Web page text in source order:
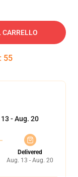
CARRELLO
: 54
- Aug. 20
Delivered
Aug. 13 - Aug. 20